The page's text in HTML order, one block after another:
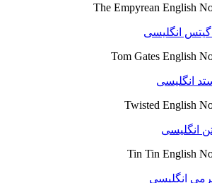
The Empyrean English
گیتس انگلیسی
Tom Gates English
انگلیسی
Twisted English
انگلیسی
Tin Tin English
انگلیسی